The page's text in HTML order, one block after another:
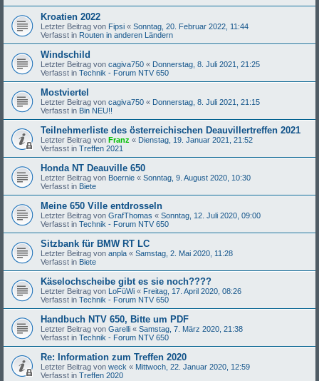
Kroatien 2022
Letzter Beitrag von Fipsi « Sonntag, 20. Februar 2022, 11:44
Verfasst in Routen in anderen Ländern
Windschild
Letzter Beitrag von cagiva750 « Donnerstag, 8. Juli 2021, 21:25
Verfasst in Technik - Forum NTV 650
Mostviertel
Letzter Beitrag von cagiva750 « Donnerstag, 8. Juli 2021, 21:15
Verfasst in Bin NEU!!
Teilnehmerliste des österreichischen Deauvillertreffen 2021
Letzter Beitrag von Franz « Dienstag, 19. Januar 2021, 21:52
Verfasst in Treffen 2021
Honda NT Deauville 650
Letzter Beitrag von Boernie « Sonntag, 9. August 2020, 10:30
Verfasst in Biete
Meine 650 Ville entdrosseln
Letzter Beitrag von GrafThomas « Sonntag, 12. Juli 2020, 09:00
Verfasst in Technik - Forum NTV 650
Sitzbank für BMW RT LC
Letzter Beitrag von anpla « Samstag, 2. Mai 2020, 11:28
Verfasst in Biete
Käselochscheibe gibt es sie noch????
Letzter Beitrag von LoFüWi « Freitag, 17. April 2020, 08:26
Verfasst in Technik - Forum NTV 650
Handbuch NTV 650, Bitte um PDF
Letzter Beitrag von Garelli « Samstag, 7. März 2020, 21:38
Verfasst in Technik - Forum NTV 650
Re: Information zum Treffen 2020
Letzter Beitrag von weck « Mittwoch, 22. Januar 2020, 12:59
Verfasst in Treffen 2020